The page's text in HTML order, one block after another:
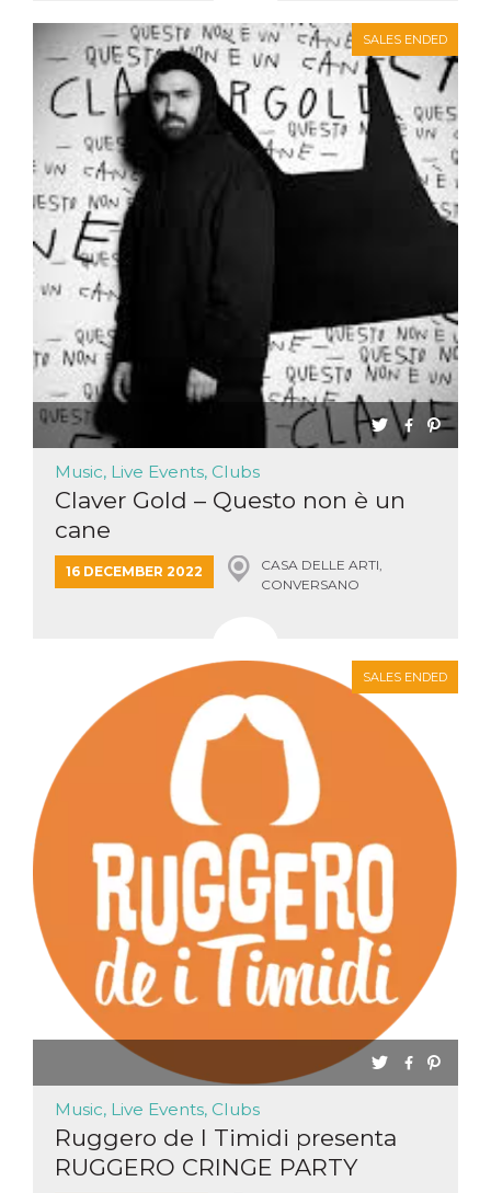
SALES ENDED
Music, Live Events, Clubs
Claver Gold – Questo non è un
cane
16 DECEMBER 2022
CASA DELLE ARTI,
CONVERSANO
SALES ENDED
Music, Live Events, Clubs
Ruggero de I Timidi presenta
RUGGERO CRINGE PARTY